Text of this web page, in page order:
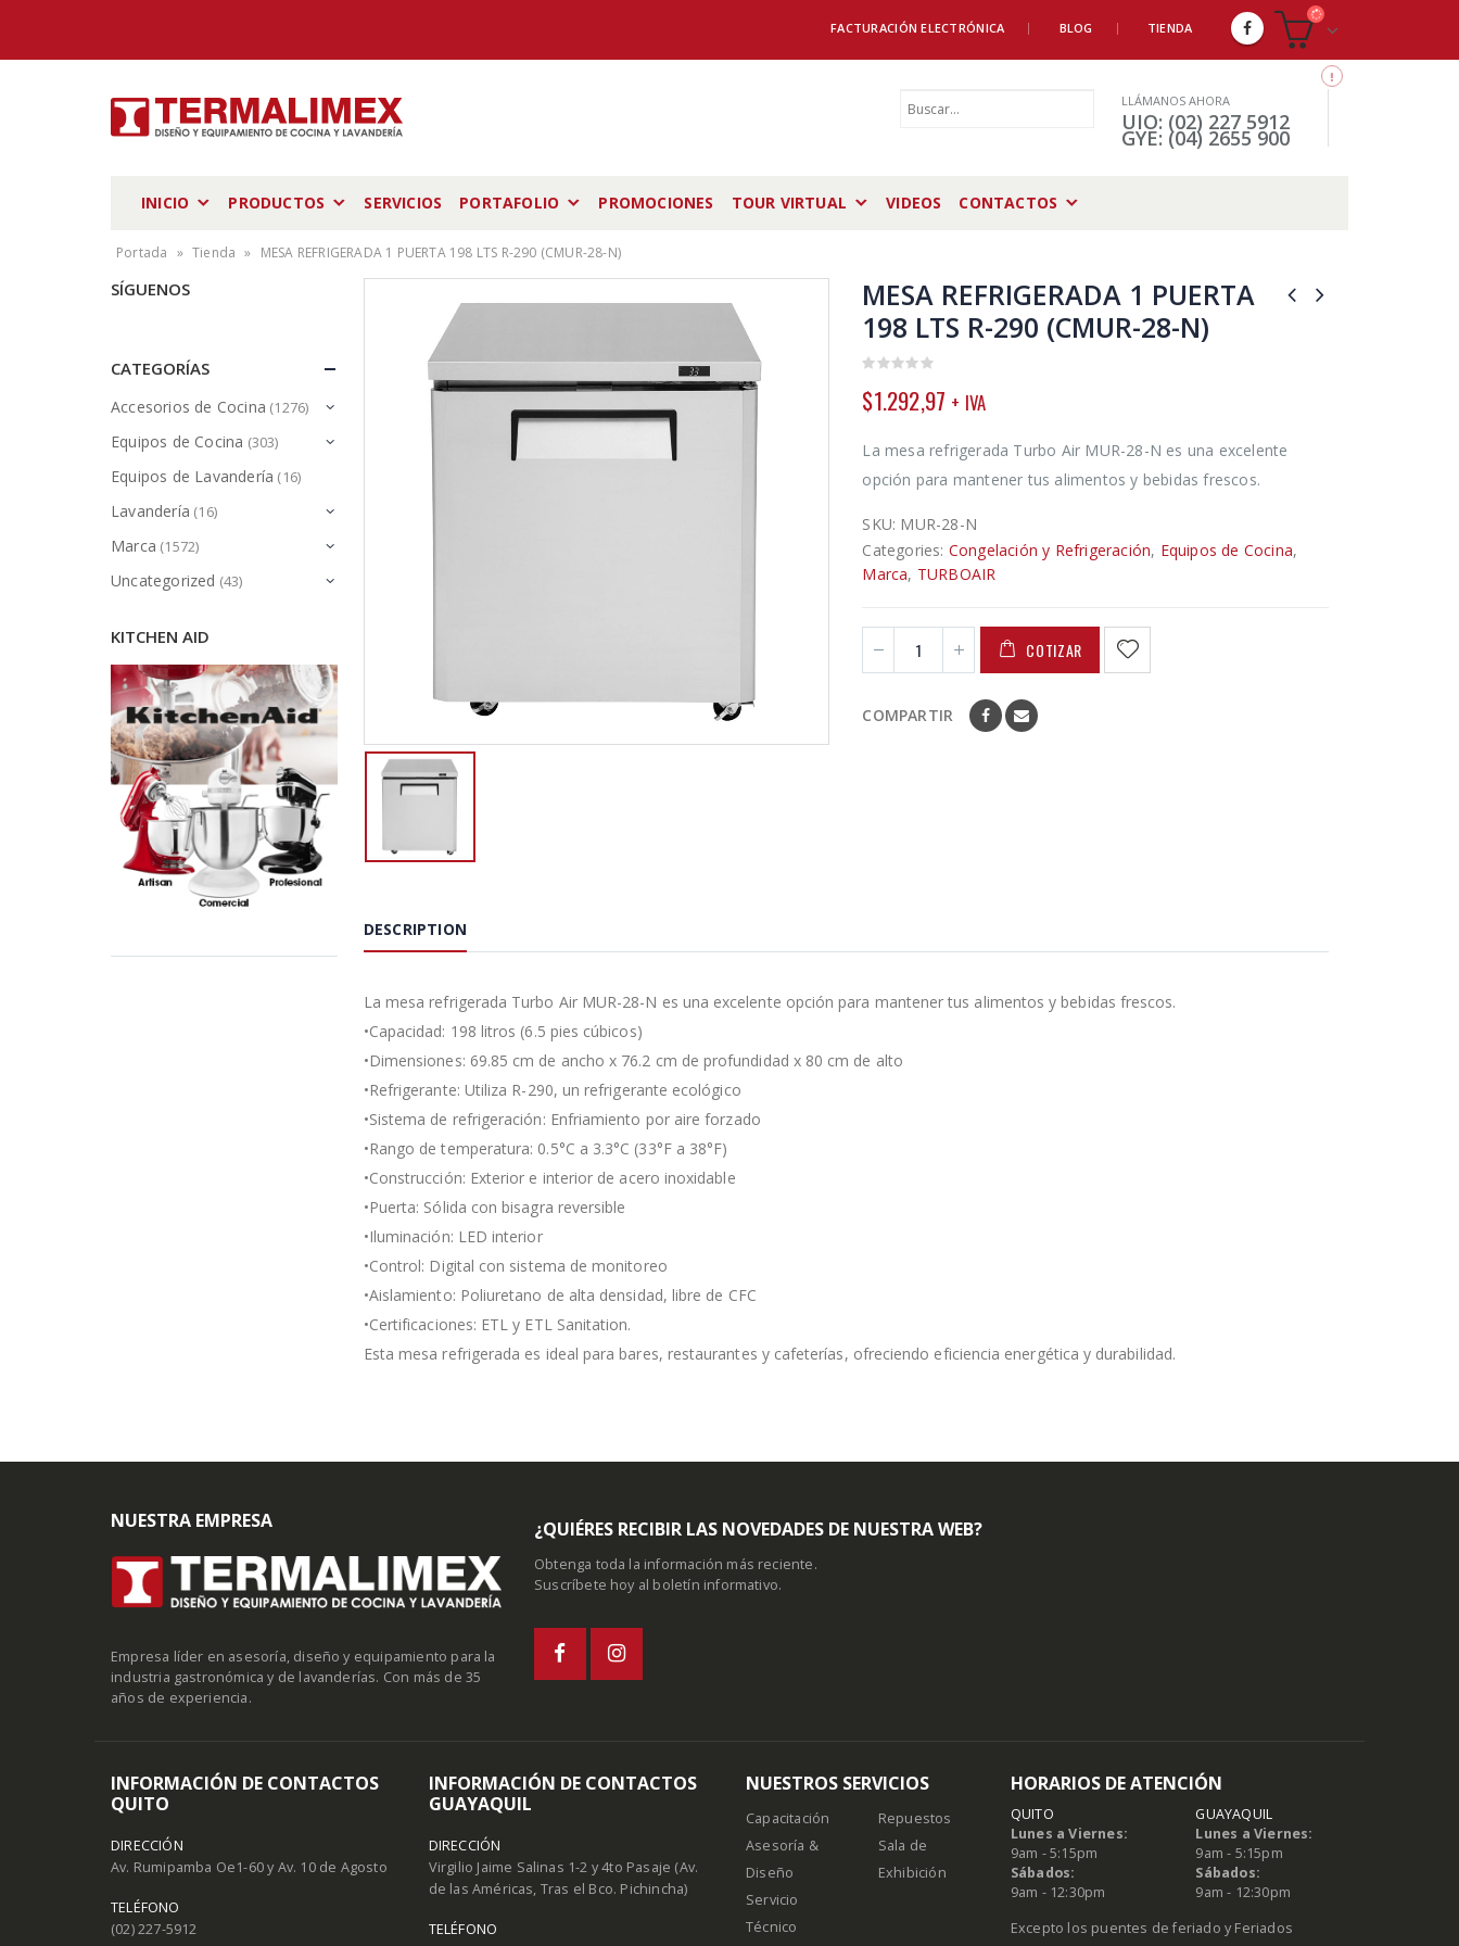
FACTURACIÓN ELECTRÓNICA BLOG TIENDA
LLÁMANOS AHORA
UIO: (02) 227 5912
GYE: (04) 2655 900
INICIO PRODUCTOS SERVICIOS PORTAFOLIO PROMOCIONES TOUR VIRTUAL VIDEOS CONTACTOS
Portada » Tienda » MESA REFRIGERADA 1 PUERTA 198 LTS R-290 (CMUR-28-N)
MESA REFRIGERADA 1 PUERTA
198 LTS R-290 (CMUR-28-N)
out
of
$1.292,97 + IVA
La mesa refrigerada Turbo Air MUR-28-N es una excelente
opción para mantener tus alimentos y bebidas frescos.
SKU: MUR-28-N
Categories: Congelación y Refrigeración, Equipos de Cocina,
Marca, TURBOAIR
COTIZAR
COMPARTIR
DESCRIPTION
La mesa refrigerada Turbo Air MUR-28-N es una excelente opción para mantener tus alimentos y bebidas frescos.
•Capacidad: 198 litros (6.5 pies cúbicos)
•Dimensiones: 69.85 cm de ancho x 76.2 cm de profundidad x 80 cm de alto
•Refrigerante: Utiliza R-290, un refrigerante ecológico
•Sistema de refrigeración: Enfriamiento por aire forzado
•Rango de temperatura: 0.5°C a 3.3°C (33°F a 38°F)
•Construcción: Exterior e interior de acero inoxidable
•Puerta: Sólida con bisagra reversible
•Iluminación: LED interior
•Control: Digital con sistema de monitoreo
•Aislamiento: Poliuretano de alta densidad, libre de CFC
•Certificaciones: ETL y ETL Sanitation.
Esta mesa refrigerada es ideal para bares, restaurantes y cafeterías, ofreciendo eficiencia energética y durabilidad.
SÍGUENOS
CATEGORÍAS
Accesorios de Cocina (1276)
Equipos de Cocina (303)
Equipos de Lavandería (16)
Lavandería (16)
Marca (1572)
Uncategorized (43)
KITCHEN AID
NUESTRA EMPRESA
Empresa líder en asesoría, diseño y equipamiento para la
industria gastronómica y de lavanderías. Con más de 35
años de experiencia.
¿QUIÉRES RECIBIR LAS NOVEDADES DE NUESTRA WEB?
Obtenga toda la información más reciente.
Suscríbete hoy al boletín informativo.
INFORMACIÓN DE CONTACTOS
QUITO
DIRECCIÓN
Av. Rumipamba Oe1-60 y Av. 10 de Agosto
TELÉFONO
(02) 227-5912
INFORMACIÓN DE CONTACTOS
GUAYAQUIL
DIRECCIÓN
Virgilio Jaime Salinas 1-2 y 4to Pasaje (Av.
de las Américas, Tras el Bco. Pichincha)
TELÉFONO
NUESTROS SERVICIOS
Capacitación
Asesoría &
Diseño
Servicio
Técnico
Repuestos
Sala de
Exhibición
HORARIOS DE ATENCIÓN
QUITO
Lunes a Viernes:
9am - 5:15pm
Sábados:
9am - 12:30pm
GUAYAQUIL
Lunes a Viernes:
9am - 5:15pm
Sábados:
9am - 12:30pm
Excepto los puentes de feriado y Feriados